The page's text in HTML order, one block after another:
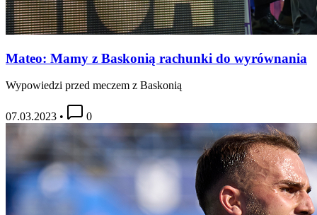
Mateo: Mamy z Baskonią rachunki do wyrównania
Wypowiedzi przed meczem z Baskonią
07.03.2023 • 0